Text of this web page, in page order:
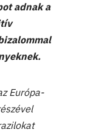
adnak a
Európa-